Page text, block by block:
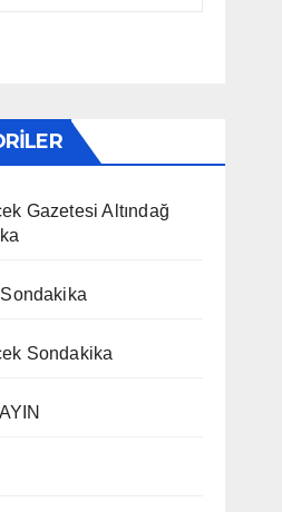
Gazetesi Altındağ
Sondakika